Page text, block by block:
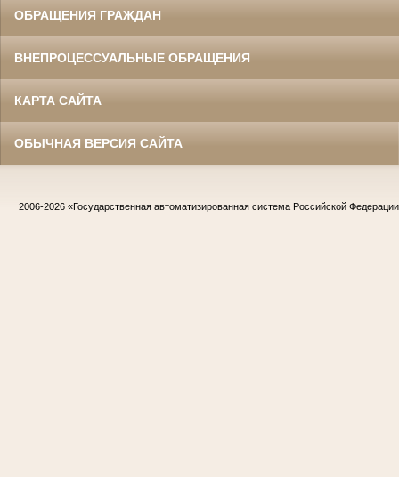
ОБРАЩЕНИЯ ГРАЖДАН
ВНЕПРОЦЕССУАЛЬНЫЕ ОБРАЩЕНИЯ
КАРТА САЙТА
ОБЫЧНАЯ ВЕРСИЯ САЙТА
2006-2026 «Государственная автоматизированная система Российской